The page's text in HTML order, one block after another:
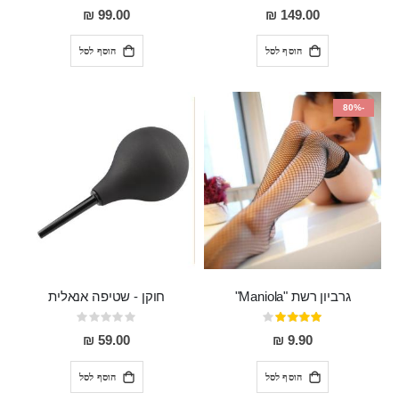
0%
149.00 ₪
הוסף לסל
80%
99.00 ₪
הוסף לסל
-80%
גרביון רשת "Maniola"
דירוג:
80%
9.90 ₪
הוסף לסל
חוקן - שטיפה אנאלית
Rating:
0%
59.00 ₪
הוסף לסל